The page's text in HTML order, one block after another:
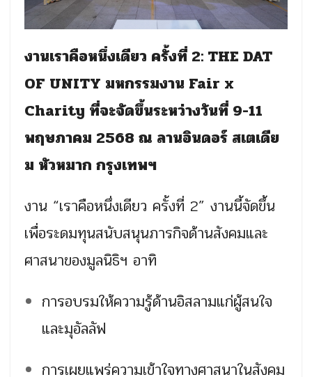
งานเราคือหนึ่งเดียว ครั้งที่ 2: THE DAT
OF UNITY มหกรรมงาน Fair x
Charity ที่จะจัดขึ้นระหว่างวันที่ 9-11
พฤษภาคม 2568 ณ ลานอินดอร์ สเตเดีย
ม หัวหมาก กรุงเทพฯ
งาน “เราคือหนึ่งเดียว ครั้งที่ 2” งานนี้จัดขึ้น
เพื่อระดมทุนสนับสนุนภารกิจด้านสังคมและ
ศาสนาของมูลนิธิฯ อาทิ
การอบรมให้ความรู้ด้านอิสลามแก่ผู้สนใจ
และมุอัลลัฟ
การเผยแพร่ความเข้าใจทางศาสนาในสังคม